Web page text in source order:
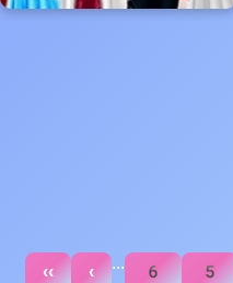
5
6
...
›
››